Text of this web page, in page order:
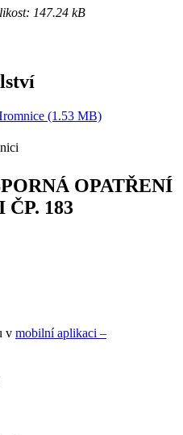
147.24 kB
(1.53 MB)
OPATŘENÍ
183
v mobilní aplikaci –